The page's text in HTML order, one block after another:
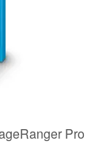
Pro